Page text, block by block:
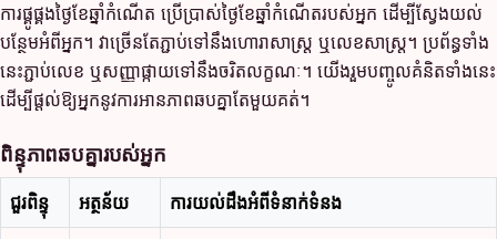
ការផ្គូផ្គងថ្ងៃខែឆ្នាំកំណើត ប្រើប្រាស់ថ្ងៃខែឆ្នាំកំណើតរបស់អ្នក ដើម្បីស្វែងយល់
បន្ថែមអំពីអ្នក។ វាច្រើនតែភ្ជាប់ទៅនឹងហោរាសាស្ត្រ ឬលេខសាស្ត្រ។ ប្រព័ន្ធទាំង
នេះភ្ជាប់លេខ ឬសញ្ញាផ្កាយទៅនឹងចរិតលក្ខណៈ។ យើងរួមបញ្ចូលគំនិតទាំងនេះ
ដើម្បីផ្ដល់ឱ្យអ្នកនូវការអានភាពឆបគ្នាតែមួយគត់។
ពិន្ទុភាពឆបគ្នារបស់អ្នក
ជួរពិន្ទុ អត្ថន័យ ការយល់ដឹងអំពីទំនាក់ទំនង